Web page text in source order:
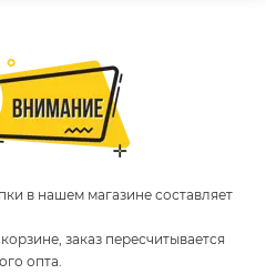
в нашем магазине составляет
заказ пересчитывается
опта.